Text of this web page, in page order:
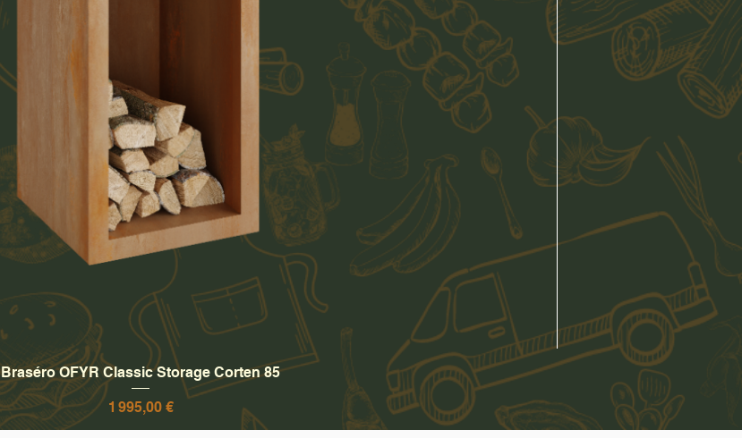
Aperçu rapide
Braséro OFYR Classic Storage Corten 85
Prix
1 995,00 €